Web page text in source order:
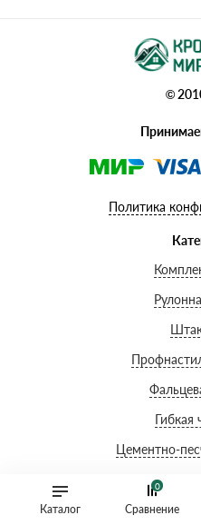
Каталог
0
Сравнение
©
Политика
Гибкая
Цементно-